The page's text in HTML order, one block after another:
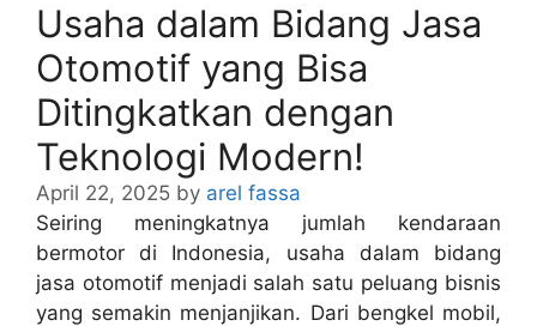
Usaha dalam Bidang Jasa
Otomotif yang Bisa
Ditingkatkan dengan
Teknologi Modern!
April 22, 2025 by arel fassa
Seiring meningkatnya jumlah kendaraan
bermotor di Indonesia, usaha dalam bidang
jasa otomotif menjadi salah satu peluang bisnis
yang semakin menjanjikan. Dari bengkel mobil,